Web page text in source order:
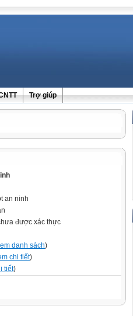
Trợ giúp
an ninh
được xác thực
danh sách)
chi tiết)
tiết)